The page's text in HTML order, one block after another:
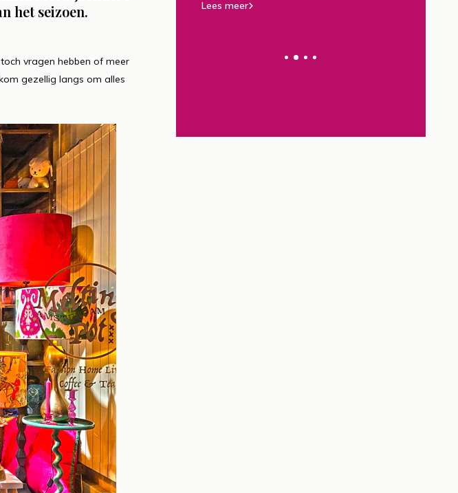
het seizoen.
vragen hebben of meer
gezellig langs om alles
Lees meer
kunstwerken